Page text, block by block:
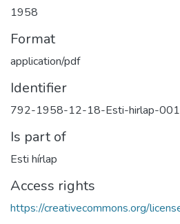
1958
Format
application/pdf
Identifier
792-1958-12-18-Esti-hirlap-
Is part of
Esti hírlap
Access rights
https://creativecommons.org/